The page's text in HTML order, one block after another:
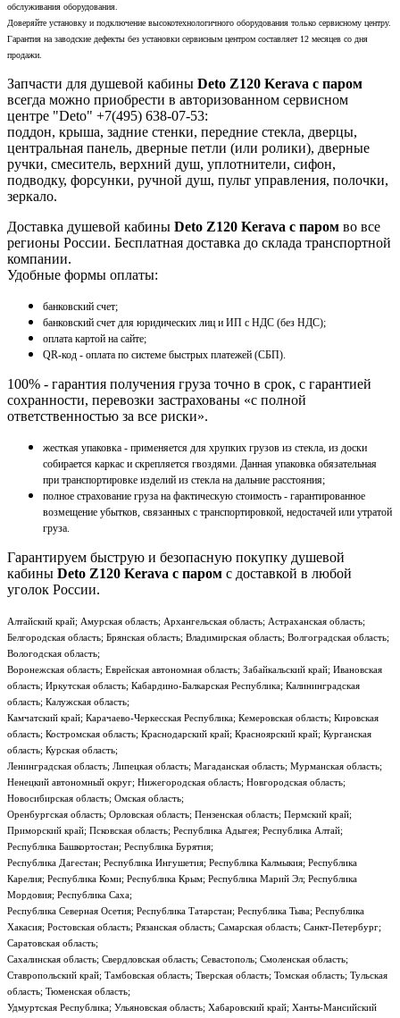
обслуживания оборудования.
Доверяйте установку и подключение высокотехнологичного оборудования только сервисному центру.
Гарантия на заводские дефекты без установки сервисным центром составляет 12 месяцев со дня
продажи.
Запчасти для душевой кабины Deto Z120 Kerava с паром
всегда можно приобрести в авторизованном сервисном
центре "Deto" +7(495) 638-07-53:
поддон, крыша, задние стенки, передние стекла, дверцы,
центральная панель, дверные петли (или ролики), дверные
ручки, смеситель, верхний душ, уплотнители, сифон,
подводку, форсунки, ручной душ, пульт управления, полочки,
зеркало.
Доставка душевой кабины Deto Z120 Kerava с паром во все
регионы России. Бесплатная доставка до склада транспортной
компании.
Удобные формы оплаты:
банковский счет;
банковский счет для юридических лиц и ИП с НДС (без НДС);
оплата картой на сайте;
QR-код - оплата по системе быстрых платежей (СБП).
100% - гарантия получения груза точно в срок, с гарантией
сохранности, перевозки застрахованы «с полной
ответственностью за все риски».
жесткая упаковка - применяется для хрупких грузов из стекла, из доски
собирается каркас и скрепляется гвоздями. Данная упаковка обязательная
при транспортировке изделий из стекла на дальние расстояния;
полное страхование груза на фактическую стоимость - гарантированное
возмещение убытков, связанных с транспортировкой, недостачей или утратой
груза.
Гарантируем быструю и безопасную покупку душевой
кабины Deto Z120 Kerava с паром с доставкой в любой
уголок России.
Алтайский край; Амурская область; Архангельская область; Астраханская область;
Белгородская область; Брянская область; Владимирская область; Волгоградская область;
Вологодская область;
Воронежская область; Еврейская автономная область; Забайкальский край; Ивановская
область; Иркутская область; Кабардино-Балкарская Республика; Калининградская
область; Калужская область;
Камчатский край; Карачаево-Черкесская Республика; Кемеровская область; Кировская
область; Костромская область; Краснодарский край; Красноярский край; Курганская
область; Курская область;
Ленинградская область; Липецкая область; Магаданская область; Мурманская область;
Ненецкий автономный округ; Нижегородская область; Новгородская область;
Новосибирская область; Омская область;
Оренбургская область; Орловская область; Пензенская область; Пермский край;
Приморский край; Псковская область; Республика Адыгея; Республика Алтай;
Республика Башкортостан; Республика Бурятия;
Республика Дагестан; Республика Ингушетия; Республика Калмыкия; Республика
Карелия; Республика Коми; Республика Крым; Республика Марий Эл; Республика
Мордовия; Республика Саха;
Республика Северная Осетия; Республика Татарстан; Республика Тыва; Республика
Хакасия; Ростовская область; Рязанская область; Самарская область; Санкт-Петербург;
Саратовская область;
Сахалинская область; Свердловская область; Севастополь; Смоленская область;
Ставропольский край; Тамбовская область; Тверская область; Томская область; Тульская
область; Тюменская область;
Удмуртская Республика; Ульяновская область; Хабаровский край; Ханты-Мансийский